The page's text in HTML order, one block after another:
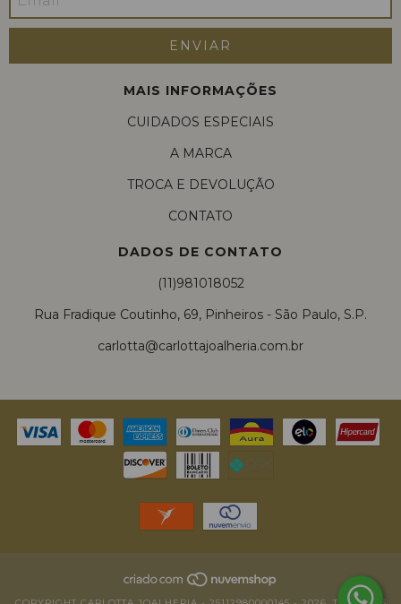
MAIS INFORMAÇÕES
CUIDADOS ESPECIAIS
A MARCA
TROCA E DEVOLUÇÃO
CONTATO
DADOS DE CONTATO
(11)981018052
Rua Fradique Coutinho, 69, Pinheiros - São Paulo, S.P.
carlotta@carlottajoalheria.com.br